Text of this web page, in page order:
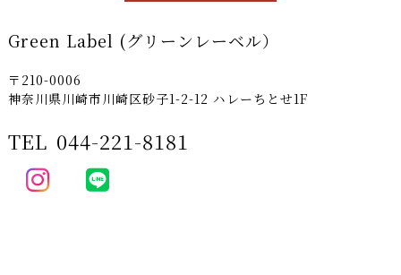
Green Label (グリーンレーベル）
〒210-0006
神奈川県川崎市川崎区砂子1-2-12 ハレーちとせ1F
TEL 044-221-8181